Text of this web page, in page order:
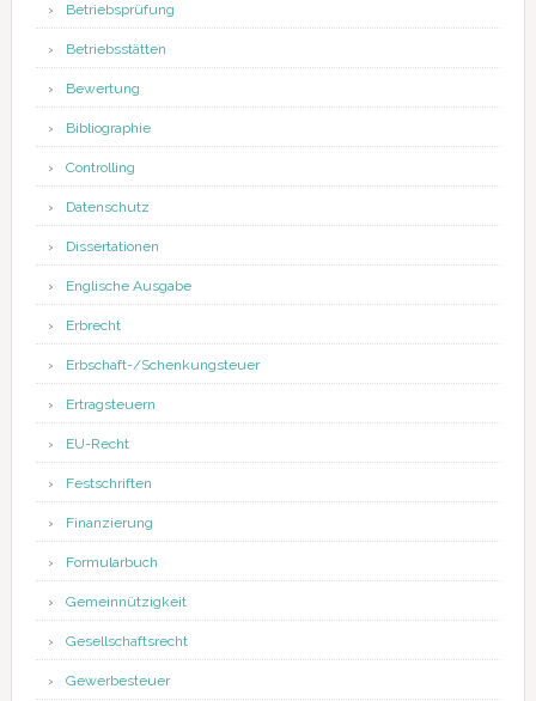
Betriebsprüfung
Betriebsstätten
Bewertung
Bibliographie
Controlling
Datenschutz
Dissertationen
Englische Ausgabe
Erbrecht
Erbschaft-/Schenkungsteuer
Ertragsteuern
EU-Recht
Festschriften
Finanzierung
Formularbuch
Gemeinnützigkeit
Gesellschaftsrecht
Gewerbesteuer